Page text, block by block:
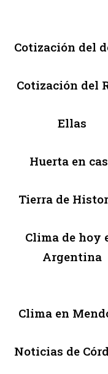
Cotización del
Cotización del
Ellas
Huerta en
Tierra de
Clima de hoy
Argentina
Clima en
Noticias de